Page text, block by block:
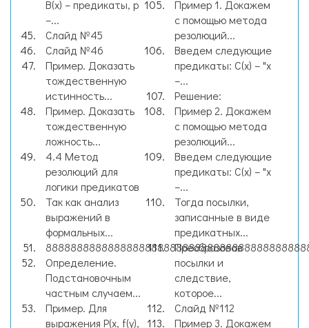
В(х) – предикаты, р
–...
Слайд №45
Слайд №46
Пример. Доказать
тождественную
истинность...
Пример. Доказать
тождественную
ложность...
4.4 Метод
резолюций для
логики предикатов
Так как анализ
выражений в
формальных...
Определение.
Подстановочным
частным случаем...
Пример. Для
выражения P(x, f(y),
Пример 1. Докажем
с помощью метода
резолюций...
Введем следующие
предикаты: C(x) – "x
–...
Решение:
Пример 2. Докажем
с помощью метода
резолюций...
Введем следующие
предикаты: C(x) – "x
–...
Тогда посылки,
записанные в виде
предикатных...
Преобразовав
посылки и
следствие,
которое...
Слайд №112
Пример 3. Докажем